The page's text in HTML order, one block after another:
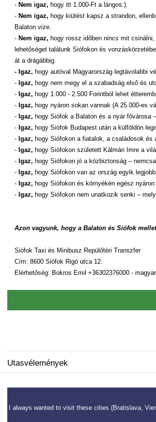
- Nem igaz, hogy itt 1.000-Ft a lángos:).
- Nem igaz, hogy kiütést kapsz a strandon,
Balaton vize.
- Nem igaz, hogy rossz időben nincs mit
lehetőséget találunk Siófokon és
át a drágábbig.
- Igaz, hogy autóval Magyarország legtávolabbi
- Igaz, hogy nem megy el a szabadság első és
- Igaz, hogy 1.000 - 2.500 Forintból lehet
- Igaz, hogy nyáron sokan vannak (A 25.000-es
- Igaz, hogy Siófok a Balaton és a nyár fővárosa
- Igaz, hogy Siófok Budapest után a külföldön
- Igaz, hogy Siófokon a fiatalok, a családosok és
- Igaz, hogy Siófokon született Kálmán Imre a
- Igaz, hogy Siófokon jó a közbiztonság –
- Igaz, hogy Siófokon van az ország egyik
- Igaz, hogy Siófokon és környékén egész
- Igaz, hogy Siófokon nem unatkozik senki –
Azon vagyunk, hogy a Balaton és Siófok
Siófok Taxi és Minibusz Repülőtéri Transzfer
Cím: 8600 Siófok Rigó utca 12.
Elérhetőség: Bokros Emil +36302376000 -
Utasvélemények
I always wanted to visit these cities (Bratislava,